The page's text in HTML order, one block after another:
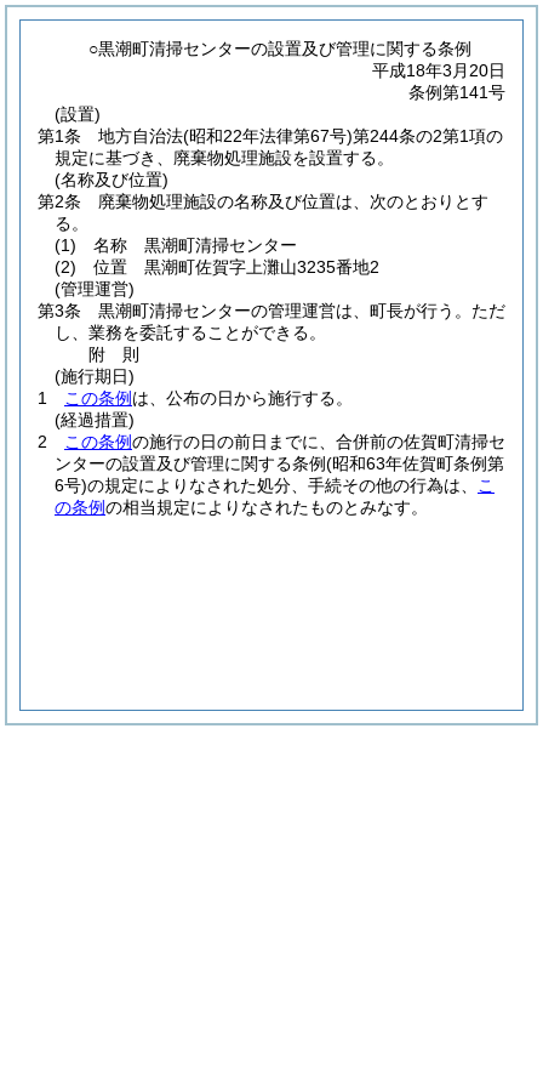
○黒潮町清掃センターの設置及び管理に関する条例
平成18年3月20日
条例第141号
(設置)
第1条
地方自治法(昭和22年法律第67号)第244条の2第1項の
規定に基づき、廃棄物処理施設を設置する。
(名称及び位置)
第2条
廃棄物処理施設の名称及び位置は、次のとおりとす
る。
(1)
名称 黒潮町清掃センター
(2)
位置 黒潮町佐賀字上灘山3235番地2
(管理運営)
第3条
黒潮町清掃センターの管理運営は、町長が行う。 ただ
し、業務を委託することができる。
附 則
(施行期日)
1
この条例 は、公布の日から施行する。
(経過措置)
2
この条例の施行の日の前日までに、合併前の佐賀町清掃セ
ンターの設置及び管理に関する条例(昭和63年佐賀町条例第
6号)の規定によりなされた処分、手続その他の行為は、
こ
の条例の相当規定によりなされたものとみなす。